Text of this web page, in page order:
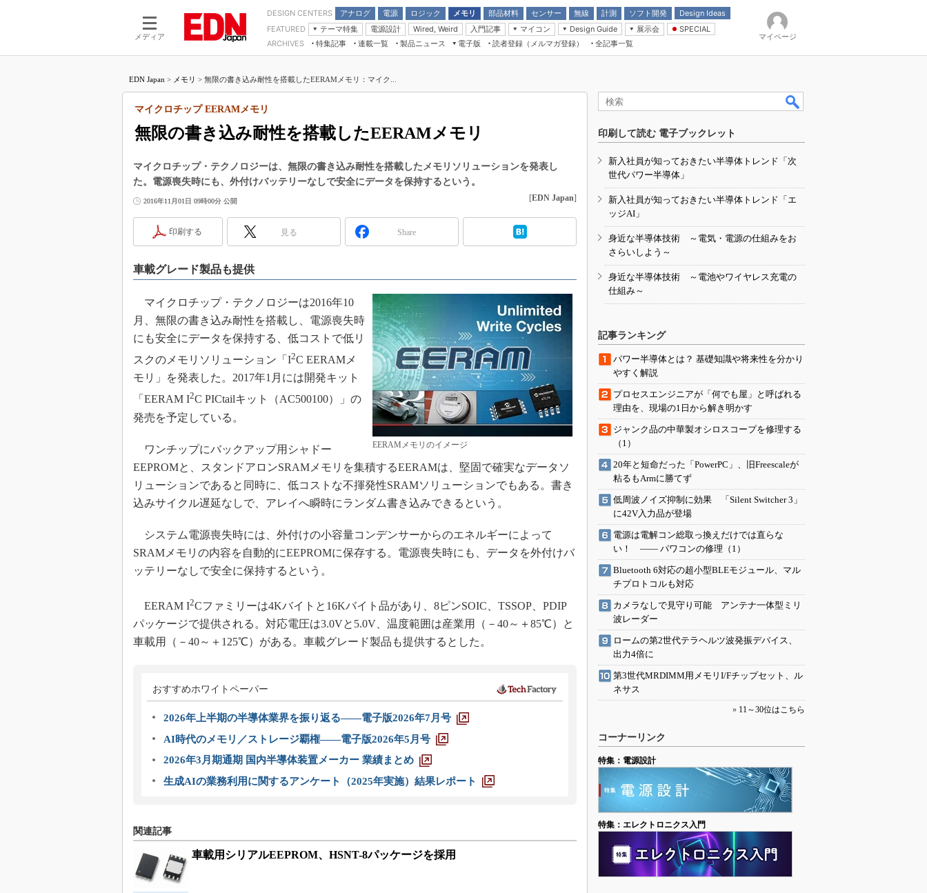
メディア
DESIGN CENTERS アナログ
電源
モーター
ロジック
LSI
メモリ
部品材料
受動部品
センサー 無線 計測 ソフト開発
Design Ideas
アナログ機能回路
計測とテスト
FEATURED
テーマ特集
つながるクルマ
エレクトロニクス入門
医療エレ（EE Times Japan）
製品解剖（EE Times Japan）
電源設計 Wired, Weird
入門記事
モーター入門
マイコン
マイコン講座
Design Guide
計測機器
展示会
CEATEC
組込み/エッジコンピューティング展
SPECIAL
Microchip情報
ARCHIVES 特集記事
連載一覧
マイクロプロセッサ懐古録
用講座
たった2つの式で始めるDC/DCコン
バーターの設計
DC-DCコンバーター活用講座
Wired, Weird
マイコン講座
Q&Aで学ぶマイコン講座
記録計／データロガーの基礎知識
ズ編
めざせ高効率！ モーター駆動入門講
座
Bluetooth mesh入門
「SPICEの仕組みとその活用設計」
IoT時代の無線規格を知る【Thread
編】
編】
製品ニュース
電子版
電子ブックレット
読者登録（メルマガ登録） 全記事一覧
マイページ
EDN Japan > メモリ > 無限の書き込み耐性を搭載したEERAMメモリ：マイク...
無限の書き込み耐性を搭載したEERAMメモリ
マイクロチップ EERAMメモリ
マイクロチップ・テクノロジーは、無限の書き込み耐性を搭載したメモリソリューションを発表し
た。電源喪失時にも、外付けバッテリーなしで安全にデータを保持するという。
2016年11月01日 09時00分 公開 [EDN Japan]
印刷する 見る Share
車載グレード製品も提供
EERAMメモリのイメージ
マイクロチップ・テクノロジーは2016年10
月、無限の書き込み耐性を搭載し、電源喪失時
にも安全にデータを保持する、低コストで低リ
スクのメモリソリューション「I2C EERAMメ
モリ」を発表した。2017年1月には開発キット
「EERAM I2C PICtailキット（AC500100）」の
発売を予定している。
ワンチップにバックアップ用シャドー
EEPROMと、スタンドアロンSRAMメモリを集積するEERAMは、堅固で確実なデータソ
リューションであると同時に、低コストな不揮発性SRAMソリューションでもある。書き
込みサイクル遅延なしで、アレイへ瞬時にランダム書き込みできるという。
システム電源喪失時には、外付けの小容量コンデンサーからのエネルギーによって
SRAMメモリの内容を自動的にEEPROMに保存する。電源喪失時にも、データを外付けバ
ッテリーなしで安全に保持するという。
EERAM I2Cファミリーは4Kバイトと16Kバイト品があり、8ピンSOIC、TSSOP、PDIP
パッケージで提供される。対応電圧は3.0Vと5.0V、温度範囲は産業用（－40～＋85℃）と
車載用（－40～＋125℃）がある。車載グレード製品も提供するとした。
おすすめホワイトペーパー
2026年上半期の半導体業界を振り返る――電子版2026年7月号
AI時代のメモリ／ストレージ覇権――電子版2026年5月号
2026年3月期通期 国内半導体装置メーカー 業績まとめ
生成AIの業務利用に関するアンケート（2025年実施）結果レポート
関連記事
車載用シリアルEEPROM、HSNT-8パッケージを採用
印刷して読む 電子ブックレット
新入社員が知っておきたい半導体トレンド「次
世代パワー半導体」
新入社員が知っておきたい半導体トレンド「エ
ッジAI」
身近な半導体技術 ～電気・電源の仕組みをお
さらいしよう～
身近な半導体技術 ～電池やワイヤレス充電の
仕組み～
記事ランキング
パワー半導体とは？ 基礎知識や将来性を分かり
やすく解説
プロセスエンジニアが「何でも屋」と呼ばれる
理由を、現場の1日から解き明かす
ジャンク品の中華製オシロスコープを修理する
（1）
20年と短命だった「PowerPC」、旧Freescaleが
粘るもArmに勝てず
低周波ノイズ抑制に効果 「Silent Switcher 3」
に42V入力品が登場
電源は電解コン総取っ換えだけでは直らな
い！ ―― パワコンの修理（1）
Bluetooth 6対応の超小型BLEモジュール、マル
チプロトコルも対応
カメラなしで見守り可能 アンテナ一体型ミリ
波レーダー
ロームの第2世代テラヘルツ波発振デバイス、
出力4倍に
第3世代MRDIMM用メモリI/Fチップセット、ル
ネサス
» 11～30位はこちら
コーナーリンク
特集：電源設計
特集：エレクトロニクス入門